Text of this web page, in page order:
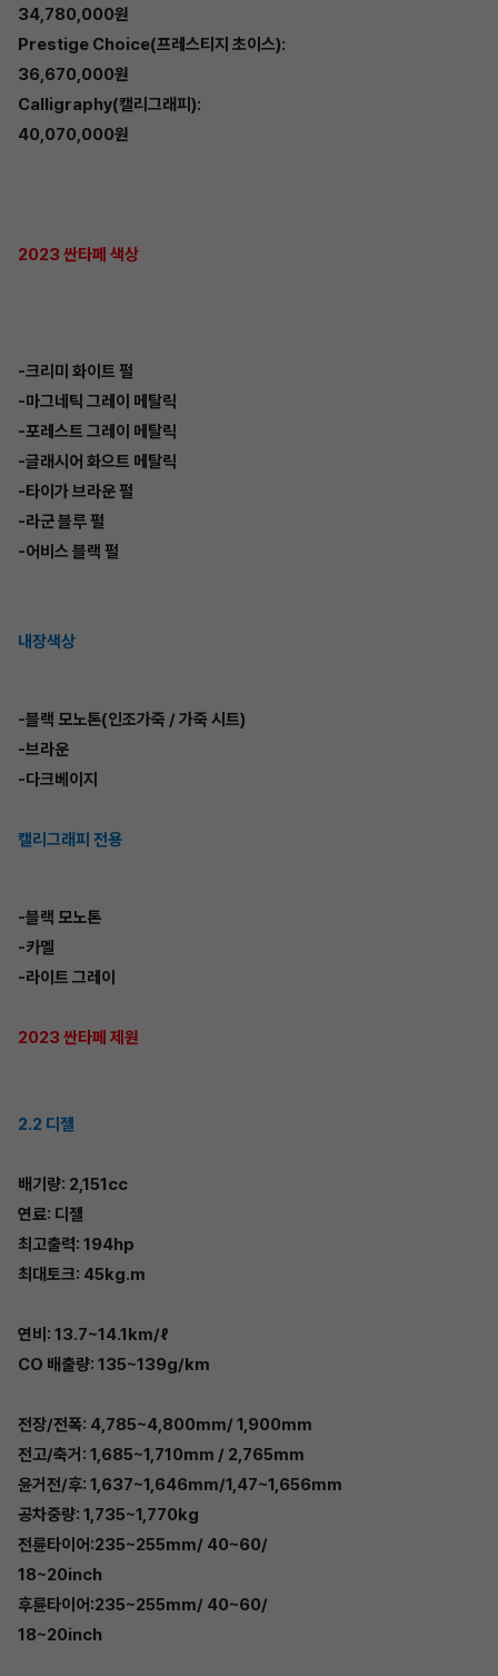
34,780,000원
Prestige Choice(프레스티지 초이스):
36,670,000원
Calligraphy(캘리그래피):
40,070,000원
2023 싼타페 색상
-크리미 화이트 펄
-마그네틱 그레이 메탈릭
-포레스트 그레이 메탈릭
-글래시어 화으트 메탈릭
-타이가 브라운 펄
-라군 블루 펄
-어비스 블랙 펄
내장색상
-블랙 모노톤(인조가죽 / 가죽 시트)
-브라운
-다크베이지
캘리그래피 전용
-블랙 모노톤
-카멜
-라이트 그레이
2023 싼타페 제원
2.2 디젤
배기량: 2,151cc
연료: 디젤
최고출력: 194hp
최대토크: 45kg.m
연비: 13.7~14.1km/ℓ
CO 배출량: 135~139g/km
전장/전폭: 4,785~4,800mm/ 1,900mm
전고/축거: 1,685~1,710mm / 2,765mm
윤거전/후: 1,637~1,646mm/1,47~1,656mm
공차중량: 1,735~1,770kg
전륜타이어:235~255mm/ 40~60/
18~20inch
후륜타이어:235~255mm/ 40~60/
18~20inch